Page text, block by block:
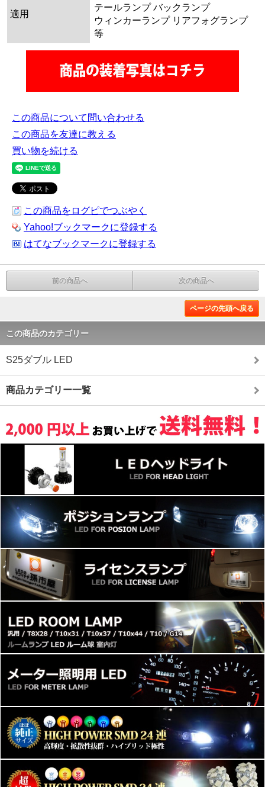
適用
テールランプ バックランプ
ウィンカーランプ リアフォグランプ
等
この商品について問い合わせる
この商品を友達に教える
買い物を続ける
この商品をログピでつぶやく
Yahoo!ブックマークに登録する
はてなブックマークに登録する
前の商品へ 次の商品へ
ページの先頭へ戻る
この商品のカテゴリー
S25ダブル LED
商品カテゴリー一覧